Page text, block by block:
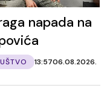
napada na
13:5706.08.2026.